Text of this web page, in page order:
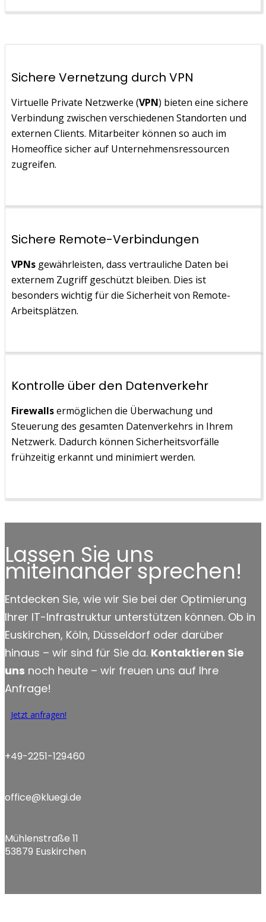
Sichere Vernetzung durch VPN
Virtuelle Private Netzwerke (VPN) bieten eine sichere
Verbindung zwischen verschiedenen Standorten und
externen Clients. Mitarbeiter können so auch im
Homeoffice sicher auf Unternehmensressourcen
zugreifen.
Sichere Remote-Verbindungen
VPNs gewährleisten, dass vertrauliche Daten bei
externem Zugriff geschützt bleiben. Dies ist
besonders wichtig für die Sicherheit von Remote-
Arbeitsplätzen.
Kontrolle über den Datenverkehr
Firewallsermöglichen die Überwachung und
Steuerung des gesamten Datenverkehrs in Ihrem
Netzwerk. Dadurch können Sicherheitsvorfälle
frühzeitig erkannt und minimiert werden.
Lassen Sie uns
miteinander sprechen!
Entdecken Sie, wie wir Sie bei der Optimierung
Ihrer IT-Infrastruktur unterstützen können. Ob in
Euskirchen, Köln, Düsseldorf oder darüber
hinaus – wir sind für Sie da. Kontaktieren Sie
uns noch heute – wir freuen uns auf Ihre
Anfrage!
Jetzt anfragen!
+49-2251-129460
office@kluegi.de
Mühlenstraße 11
53879 Euskirchen